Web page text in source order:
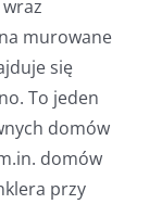
murowane
się
To jeden
domów
domów
przy